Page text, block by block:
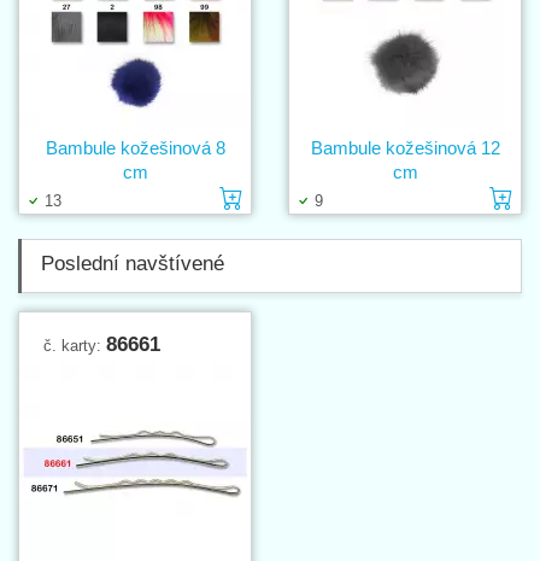
13 Vložit do košíku
Bambule kožešinová 8
cm
9
Bambule kožešinová 12
cm
Poslední navštívené
č. karty: 86661